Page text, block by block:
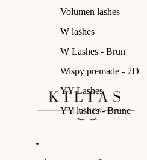
Volumen lashes
W lashes
W Lashes - Brun
Wispy premade - 7D
YY Lashes
YY lashes - Brune